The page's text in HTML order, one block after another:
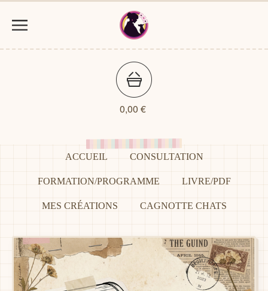
0,00 €
ACCUEIL CONSULTATION
FORMATION/PROGRAMME LIVRE/PDF
MES CRÉATIONS CAGNOTTE CHATS